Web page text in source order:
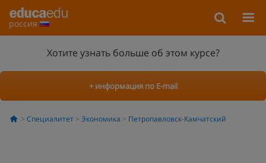
россия
Хотите узнать больше об этом курсе?
+ информация по E-mail
Специалитет Экономика Петропавловск-Камчатский